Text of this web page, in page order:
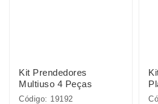
Kit Prendedores
Multiuso 4 Peças
Código: 19192